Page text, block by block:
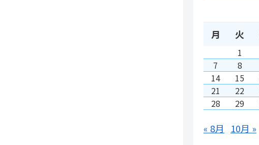
月 火
1
7
8
14
15
21
22
28
29
« 8月 10月 »